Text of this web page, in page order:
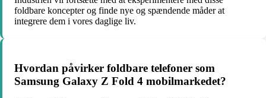
foldbare koncepter og finde nye og spændende måder at
integrere dem i vores daglige liv.
Hvordan påvirker foldbare telefoner som
Samsung Galaxy Z Fold 4 mobilmarkedet?